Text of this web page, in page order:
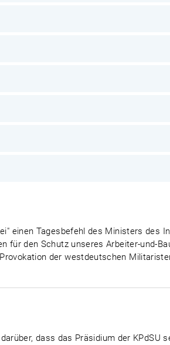
einen Tagesbefehl des Ministers des
für den Schutz unseres Arbeiter-und-
der westdeutschen
dass das Präsidium der KPdSU